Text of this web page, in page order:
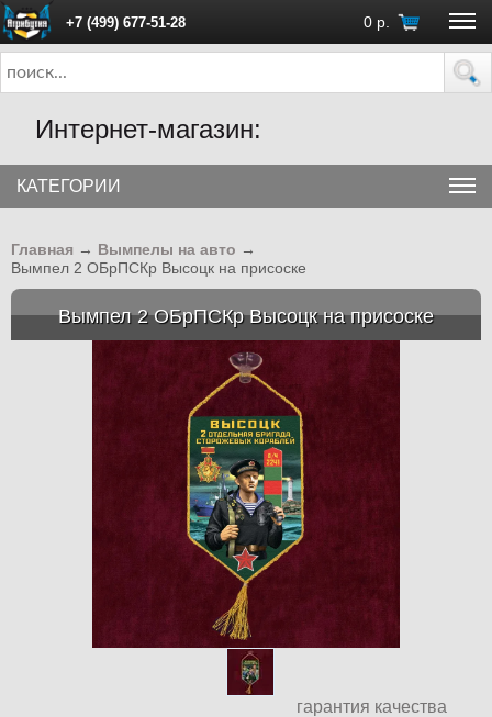
+7 (499) 677-51-28 0 р.
ПН - ПТ с 10:00 до 18:00 (Москва)
Интернет-магазин:
КАТЕГОРИИ
Главная → Вымпелы на авто →
Вымпел 2 ОБрПСКр Высоцк на присоске
Вымпел 2 ОБрПСКр Высоцк на присоске
гарантия качества